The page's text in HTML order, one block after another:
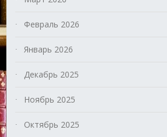
Февраль 2026
Январь 2026
Декабрь 2025
Ноябрь 2025
Октябрь 2025